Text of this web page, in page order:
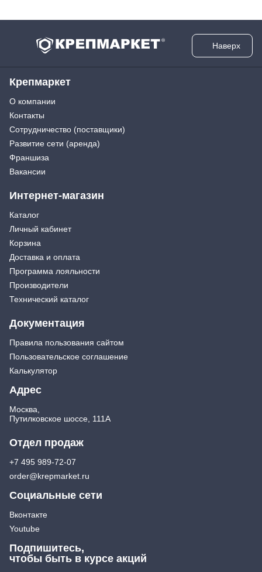
Наверх
Крепмаркет
О компании
Контакты
Сотрудничество (поставщики)
Развитие сети (аренда)
Франшиза
Вакансии
Интернет-магазин
Каталог
Личный кабинет
Корзина
Доставка и оплата
Программа лояльности
Производители
Технический каталог
Документация
Правила пользования сайтом
Пользовательское соглашение
Калькулятор
Адрес
Москва,
Путилковское шоссе, 111А
Отдел продаж
+7 495 989-72-07
order@krepmarket.ru
Социальные сети
Вконтакте
Youtube
Подпишитесь,
чтобы быть в курсе акций